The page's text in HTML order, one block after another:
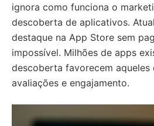
ignora como funciona o
descoberta de aplicativos.
destaque na App Store sem
impossível. Milhões de apps
descoberta favorecem aqueles
avaliações e engajamento.